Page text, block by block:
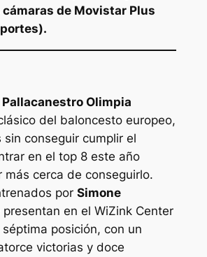
de Movistar Plus
Pallacanestro Olimpia
del baloncesto europeo,
sin conseguir cumplir el
en el top 8 este año
más cerca de conseguirlo.
por Simone
presentan en el WiZink Center
posición, con un
victorias y doce